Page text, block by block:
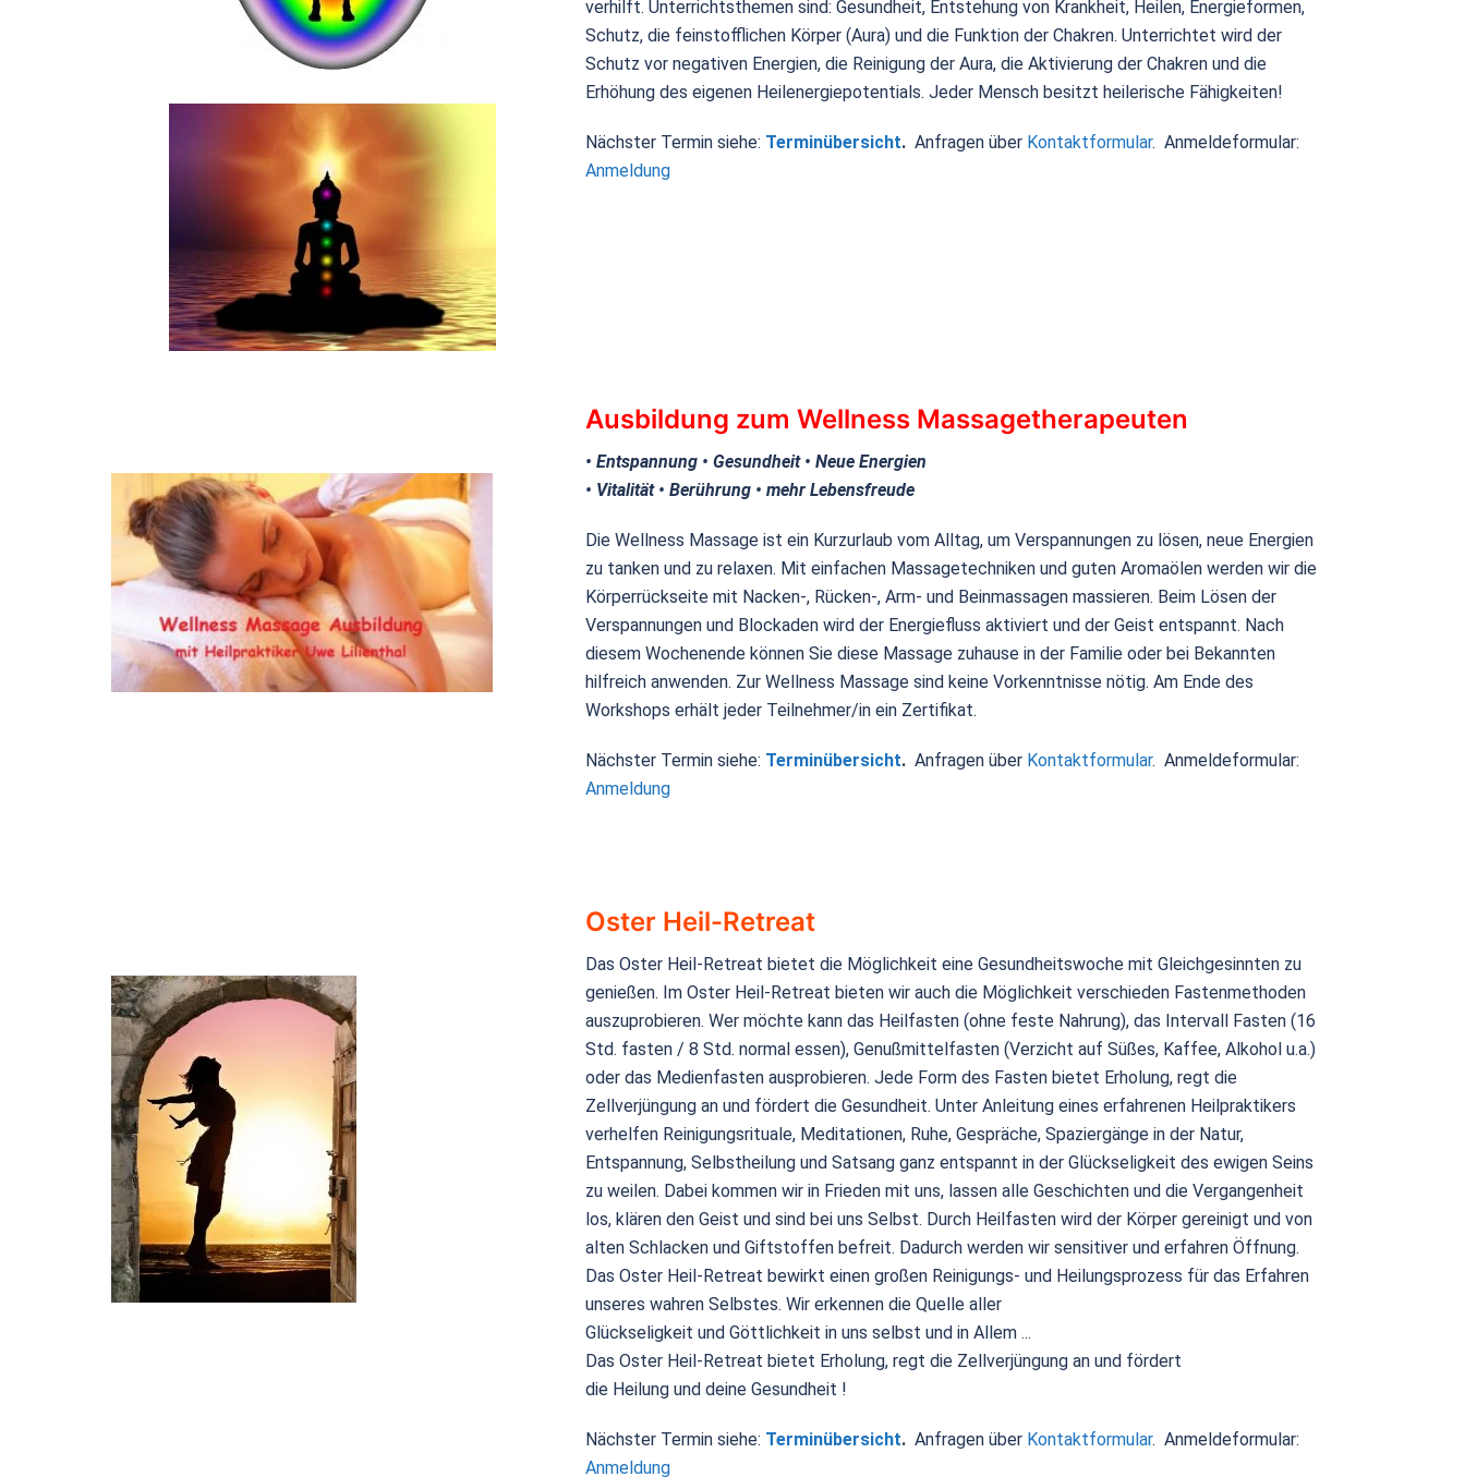
verhilft. Unterrichtsthemen sind: Gesundheit, Entstehung von Krankheit, Heilen, Energieformen,
Schutz, die feinstofflichen Körper (Aura) und die Funktion der Chakren. Unterrichtet wird der
Schutz vor negativen Energien, die Reinigung der Aura, die Aktivierung der Chakren und die
Erhöhung des eigenen Heilenergiepotentials. Jeder Mensch besitzt heilerische Fähigkeiten!
Nächster Termin siehe: Terminübersicht. Anfragen über Kontaktformular. Anmeldeformular:
Anmeldung
Ausbildung zum Wellness Massagetherapeuten
• Entspannung • Gesundheit • Neue Energien
• Vitalität • Berührung • mehr Lebensfreude
Die Wellness Massage ist ein Kurzurlaub vom Alltag, um Verspannungen zu lösen, neue Energien
zu tanken und zu relaxen. Mit einfachen Massagetechniken und guten Aromaölen werden wir die
Körperrückseite mit Nacken-, Rücken-, Arm- und Beinmassagen massieren. Beim Lösen der
Verspannungen und Blockaden wird der Energiefluss aktiviert und der Geist entspannt. Nach
diesem Wochenende können Sie diese Massage zuhause in der Familie oder bei Bekannten
hilfreich anwenden. Zur Wellness Massage sind keine Vorkenntnisse nötig. Am Ende des
Workshops erhält jeder Teilnehmer/in ein Zertifikat.
Nächster Termin siehe: Terminübersicht. Anfragen über Kontaktformular. Anmeldeformular:
Anmeldung
Oster Heil-Retreat
Das Oster Heil-Retreat bietet die Möglichkeit eine Gesundheitswoche mit Gleichgesinnten zu
genießen. Im Oster Heil-Retreat bieten wir auch die Möglichkeit verschieden Fastenmethoden
auszuprobieren. Wer möchte kann das Heilfasten (ohne feste Nahrung), das Intervall Fasten (16
Std. fasten / 8 Std. normal essen), Genußmittelfasten (Verzicht auf Süßes, Kaffee, Alkohol u.a.)
oder das Medienfasten ausprobieren. Jede Form des Fasten bietet Erholung, regt die
Zellverjüngung an und fördert die Gesundheit. Unter Anleitung eines erfahrenen Heilpraktikers
verhelfen Reinigungsrituale, Meditationen, Ruhe, Gespräche, Spaziergänge in der Natur,
Entspannung, Selbstheilung und Satsang ganz entspannt in der Glückseligkeit des ewigen Seins
zu weilen. Dabei kommen wir in Frieden mit uns, lassen alle Geschichten und die Vergangenheit
los, klären den Geist und sind bei uns Selbst. Durch Heilfasten wird der Körper gereinigt und von
alten Schlacken und Giftstoffen befreit. Dadurch werden wir sensitiver und erfahren Öffnung.
Das Oster Heil-Retreat bewirkt einen großen Reinigungs- und Heilungsprozess für das Erfahren
unseres wahren Selbstes. Wir erkennen die Quelle aller
Glückseligkeit und Göttlichkeit in uns selbst und in Allem ...
Das Oster Heil-Retreat bietet Erholung, regt die Zellverjüngung an und fördert
die Heilung und deine Gesundheit !
Nächster Termin siehe: Terminübersicht. Anfragen über Kontaktformular. Anmeldeformular:
Anmeldung